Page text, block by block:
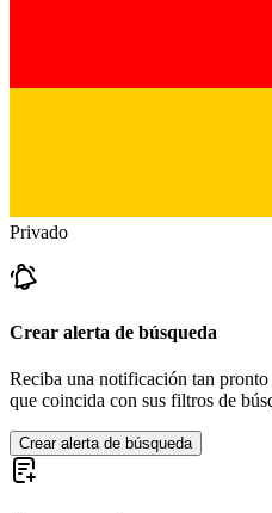
Privado
Crear alerta de búsqueda
Reciba una notificación tan
que coincida con sus filtros de
Crear alerta de búsqueda